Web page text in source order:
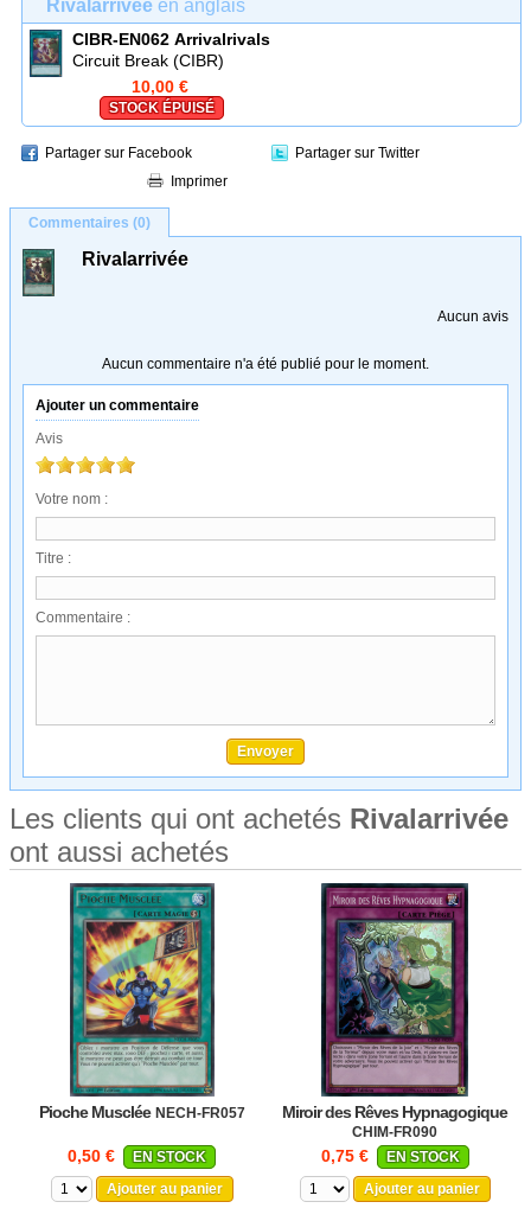
Rivalarrivée en anglais
CIBR-EN062 Arrivalrivals
Circuit Break (CIBR)
10,00 €
STOCK ÉPUISÉ
Partager sur Facebook
Partager sur Twitter
Imprimer
Commentaires (0)
Rivalarrivée
Aucun avis
Aucun commentaire n'a été publié pour le moment.
Ajouter un commentaire
Avis
Votre nom :
Titre :
Commentaire :
Les clients qui ont achetés Rivalarrivée
ont aussi achetés
Pioche Musclée NECH-FR057
0,50 €
EN STOCK
Ajouter au panier
Miroir des Rêves Hypnagogique
CHIM-FR090
0,75 €
EN STOCK
Ajouter au panier